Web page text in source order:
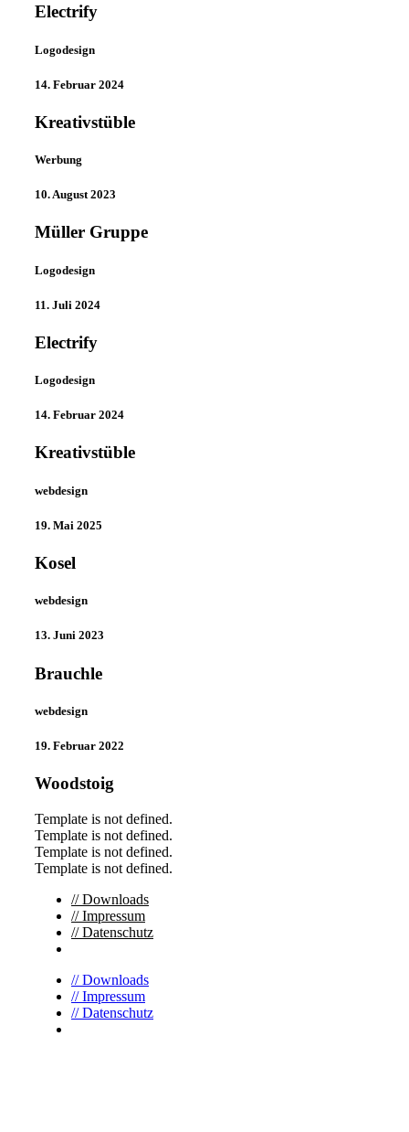
Electrify
Logodesign
14. Februar 2024
Kreativstüble
Werbung
10. August 2023
Müller Gruppe
Logodesign
11. Juli 2024
Electrify
Logodesign
14. Februar 2024
Kreativstüble
webdesign
19. Mai 2025
Kosel
webdesign
13. Juni 2023
Brauchle
webdesign
19. Februar 2022
Woodstoig
Template is not defined.
Template is not defined.
Template is not defined.
Template is not defined.
// Downloads
// Impressum
// Datenschutz
// Downloads
// Impressum
// Datenschutz